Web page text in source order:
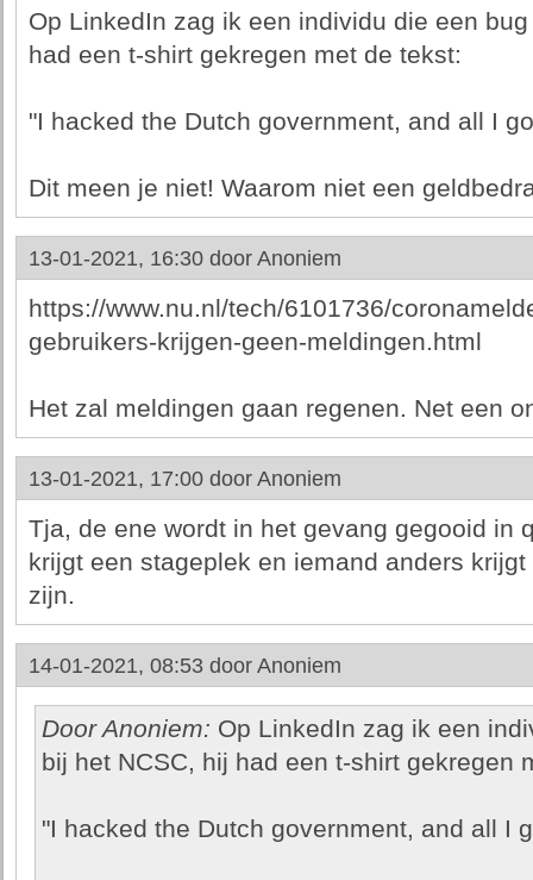
Op LinkedIn zag ik een individu die een
had een t-shirt gekregen met de tekst:
"I hacked the Dutch government, and all I
Dit meen je niet! Waarom niet een
13-01-2021, 16:30 door Anoniem
https://www.nu.nl/tech/6101736/
gebruikers-krijgen-geen-meldingen.html
Het zal meldingen gaan regenen. Net een
13-01-2021, 17:00 door Anoniem
Tja, de ene wordt in het gevang gegooid in
krijgt een stageplek en iemand anders
zijn.
14-01-2021, 08:53 door Anoniem
Door Anoniem: Op LinkedIn zag ik een
bij het NCSC, hij had een t-shirt gekregen
"I hacked the Dutch government, and all I